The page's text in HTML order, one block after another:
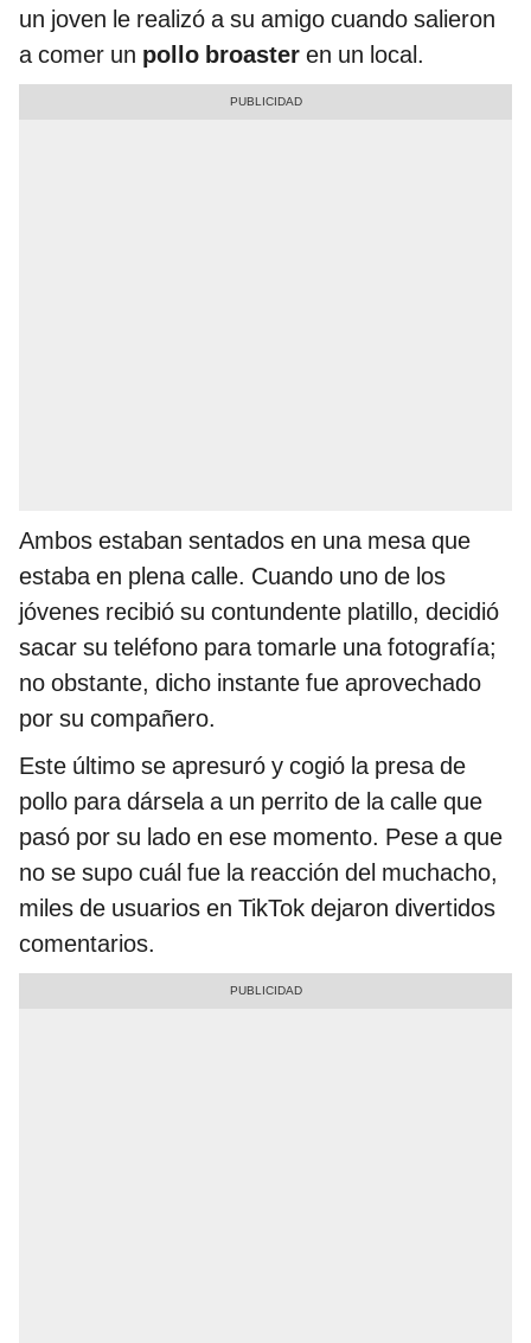
un joven le realizó a su amigo cuando salieron
a comer un pollo broaster en un local.
Ambos estaban sentados en una mesa que
estaba en plena calle. Cuando uno de los
jóvenes recibió su contundente platillo, decidió
sacar su teléfono para tomarle una fotografía;
no obstante, dicho instante fue aprovechado
por su compañero.
Este último se apresuró y cogió la presa de
pollo para dársela a un perrito de la calle que
pasó por su lado en ese momento. Pese a que
no se supo cuál fue la reacción del muchacho,
miles de usuarios en TikTok dejaron divertidos
comentarios.